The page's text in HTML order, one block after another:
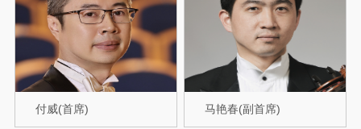
付威(首席) 马艳春(副首席)